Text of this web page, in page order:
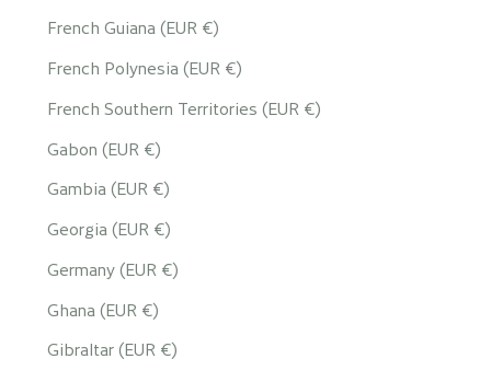
French Guiana (EUR €)
French Polynesia (EUR €)
French Southern Territories (EUR €)
Gabon (EUR €)
Gambia (EUR €)
Georgia (EUR €)
Germany (EUR €)
Ghana (EUR €)
Gibraltar (EUR €)